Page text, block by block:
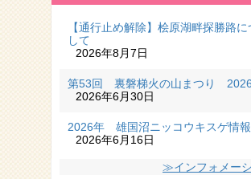
【通行止め解除】桧原湖畔探勝路に
して
2026年8月7日
第53回 裏磐梯火の山まつり
2026年6月30日
2026年 雄国沼ニッコウキスゲ情報
2026年6月16日
≫インフォメー